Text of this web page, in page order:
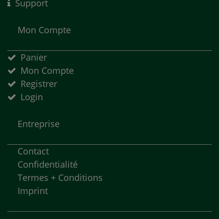
Support
Mon Compte
Panier
Mon Compte
Registrer
Login
Entreprise
Contact
Confidentialité
Termes + Conditions
Imprint